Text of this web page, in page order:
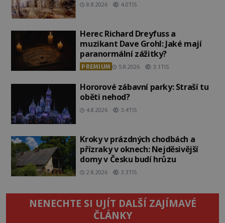
8.8.2026 4.0TIS
Herec Richard Dreyfuss a
muzikant Dave Grohl: Jaké mají
paranormální zážitky?
PREMIUM 5.8.2026 3.1TIS
Hororové zábavní parky: Straší tu
oběti nehod?
4.8.2026 3.4TIS
Kroky v prázdných chodbách a
přízraky v oknech: Nejděsivější
domy v Česku budí hrůzu
2.8.2026 3.3TIS
NENECHTE SI UJÍT DALŠÍ ZAJÍMAVÉ
ČLÁNKY